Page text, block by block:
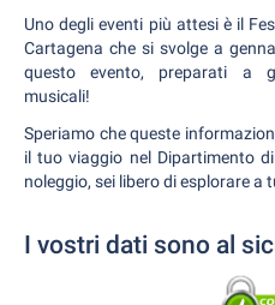
Uno degli eventi più attesi è il
Cartagena che si svolge a
questo evento, preparati a
musicali!
Speriamo che queste
il tuo viaggio nel Dipartimento
noleggio, sei libero di esplorare a
I vostri dati sono al